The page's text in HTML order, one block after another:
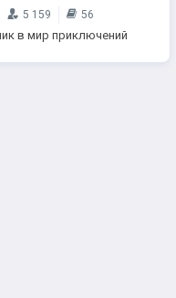
5 159 56
в мир приключений